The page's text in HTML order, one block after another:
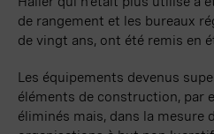
de rangement et les bureaux
de vingt ans, ont été remis en
Les équipements devenus
éléments de construction, par
éliminés mais, dans la mesure